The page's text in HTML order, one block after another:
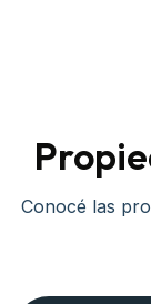
Conocé las